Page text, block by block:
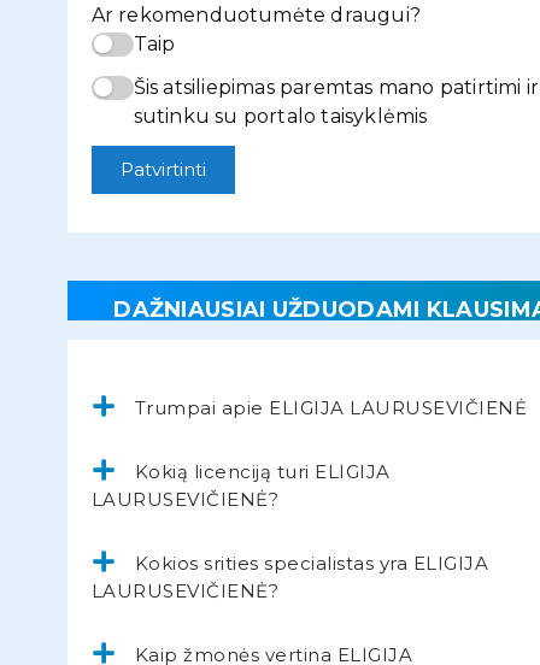
Ar rekomenduotumėte draugui?
Taip
Šis atsiliepimas paremtas mano patirtimi ir
sutinku su portalo taisyklėmis
Patvirtinti
DAŽNIAUSIAI UŽDUODAMI
Trumpai apie ELIGIJA LAURUSEVIČIENĖ
Kokią licenciją turi ELIGIJA
LAURUSEVIČIENĖ?
Kokios srities specialistas yra ELIGIJA
LAURUSEVIČIENĖ?
Kaip žmonės vertina ELIGIJA